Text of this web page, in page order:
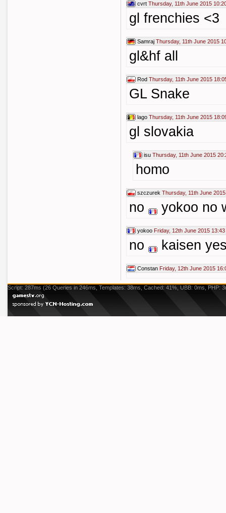
cvrt Thursday, 11th June 2015
gl frenchies <3
Samraj Thursday, 11th June 2015
gl&hf all
Rod Thursday, 11th June 2015
GL Snake
lago Thursday, 11th June 2015
gl slovakia
isu Thursday, 11th June 2015
homo
szczurek Thursday, 11th June
no yokoo no
yokoo Friday, 12th June 2015 13:43
no kaisen
Constan Friday, 12th June 2015
Script: 287ms (26 Queries in 246ms, Templates: 38ms, Cached: 41%, UBB: 0ms, PHP: